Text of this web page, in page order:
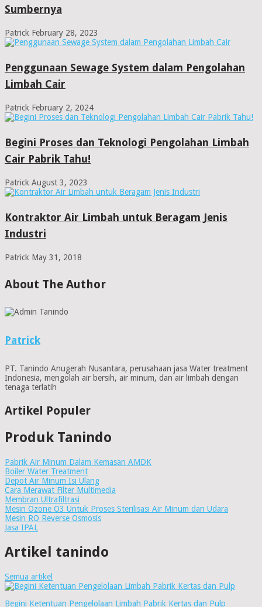
Sumbernya
Patrick February 28, 2023
Penggunaan Sewage System dalam Pengolahan
Limbah Cair
Patrick February 2, 2024
Begini Proses dan Teknologi Pengolahan Limbah
Cair Pabrik Tahu!
Patrick August 3, 2023
Kontraktor Air Limbah untuk Beragam Jenis
Industri
Patrick May 31, 2018
About The Author
Patrick
PT. Tanindo Anugerah Nusantara, perusahaan jasa Water treatment
Indonesia, mengolah air bersih, air minum, dan air limbah dengan
tenaga terlatih
Artikel Populer
Produk Tanindo
Pabrik Air Minum Dalam Kemasan AMDK
Boiler Water Treatment
Depot Air Minum Isi Ulang
Cara Merawat Filter Multimedia
Membran Ultrafiltrasi
Mesin Ozone O3 Untuk Proses Sterilisasi Air Minum dan Udara
Mesin RO Reverse Osmosis
Jasa IPAL
Artikel tanindo
Semua artikel
Begini Ketentuan Pengelolaan Limbah Pabrik Kertas dan Pulp